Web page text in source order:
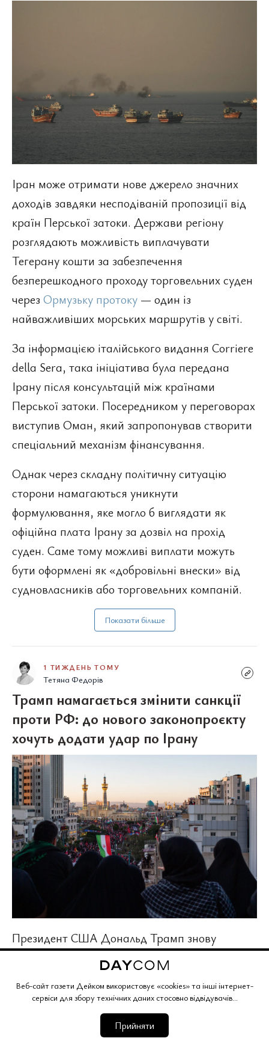
Веб-сайт газети Дейком використовує «cookies» та інші інтернет-
сервіси для збору технічних даних стосовно відвідувачів...
Прийняти
Іран може отримати нове джерело значних
доходів завдяки несподіваній пропозиції від
країн Перської затоки. Держави регіону
розглядають можливість виплачувати
Тегерану кошти за забезпечення
безперешкодного проходу торговельних суден
через Ормузьку протоку — один із
найважливіших морських маршрутів у світі.
За інформацією італійського видання Corriere
della Sera, така ініціатива була передана
Ірану після консультацій між країнами
Перської затоки. Посередником у переговорах
виступив Оман, який запропонував створити
спеціальний механізм фінансування.
Однак через складну політичну ситуацію
сторони намагаються уникнути
формулювання, яке могло б виглядати як
офіційна плата Ірану за дозвіл на прохід
суден. Саме тому можливі виплати можуть
бути оформлені як «добровільні внески» від
судновласників або торговельних компаній.
Показати більше
1 ТИЖДЕНЬ ТОМУ
Тетяна Федорів
Трамп намагається змінити санкції
проти РФ: до нового законопроєкту
хочуть додати удар по Ірану
Президент США Дональд Трамп знову
привернув увагу до законопроєкту про санкції
окреміположення щодо Ірану. Його ініціатива
може змінити не лише зміст документа, а й
політичну боротьбу навколо нього у Конгресі